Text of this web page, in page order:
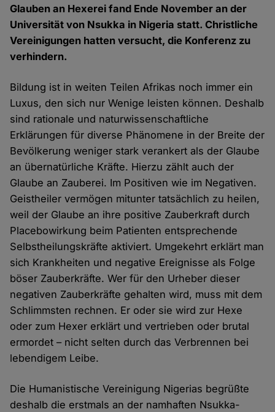
Glauben an Hexerei fand Ende November an der
Universität von Nsukka in Nigeria statt. Christliche
Vereinigungen hatten versucht, die Konferenz zu
verhindern.
Bildung ist in weiten Teilen Afrikas noch immer ein
Luxus, den sich nur Wenige leisten können. Deshalb
sind rationale und naturwissenschaftliche
Erklärungen für diverse Phänomene in der Breite der
Bevölkerung weniger stark verankert als der Glaube
an übernatürliche Kräfte. Hierzu zählt auch der
Glaube an Zauberei. Im Positiven wie im Negativen.
Geistheiler vermögen mitunter tatsächlich zu heilen,
weil der Glaube an ihre positive Zauberkraft durch
Placebowirkung beim Patienten entsprechende
Selbstheilungskräfte aktiviert. Umgekehrt erklärt man
sich Krankheiten und negative Ereignisse als Folge
böser Zauberkräfte. Wer für den Urheber dieser
negativen Zauberkräfte gehalten wird, muss mit dem
Schlimmsten rechnen. Er oder sie wird zur Hexe
oder zum Hexer erklärt und vertrieben oder brutal
ermordet – nicht selten durch das Verbrennen bei
lebendigem Leibe.
Die Humanistische Vereinigung Nigerias begrüßte
deshalb die erstmals an der namhaften Nsukka-